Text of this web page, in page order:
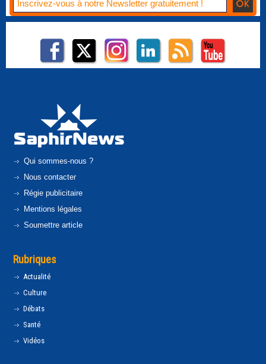
Qui sommes-nous ?
Nous contacter
Régie publicitaire
Mentions légales
Soumettre article
Rubriques
Actualité
Culture
Débats
Santé
Vidéos